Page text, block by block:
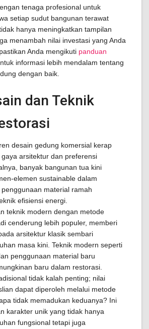
tenaga profesional untuk
setiap sudut bangunan terawat
hanya meningkatkan tampilan
menambah nilai investasi yang Anda
Anda mengikuti panduan
informasi lebih mendalam tentang
dengan baik.
dan Teknik
desain gedung komersial kerap
arsitektur dan preferensi
banyak bangunan tua kini
elemen sustainable dalam
material ramah
efisiensi energi.
teknik modern dengan metode
cenderung lebih populer, memberi
arsitektur klasik sembari
masa kini. Teknik modern seperti
penggunaan material baru
baru dalam restorasi.
tidak kalah penting; nilai
dapat diperoleh melalui metode
tidak memadukan keduanya? Ini
karakter unik yang tidak hanya
fungsional tetapi juga